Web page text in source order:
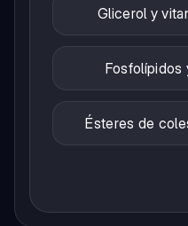
Glicerol y
Fosfolípidos
Ésteres de